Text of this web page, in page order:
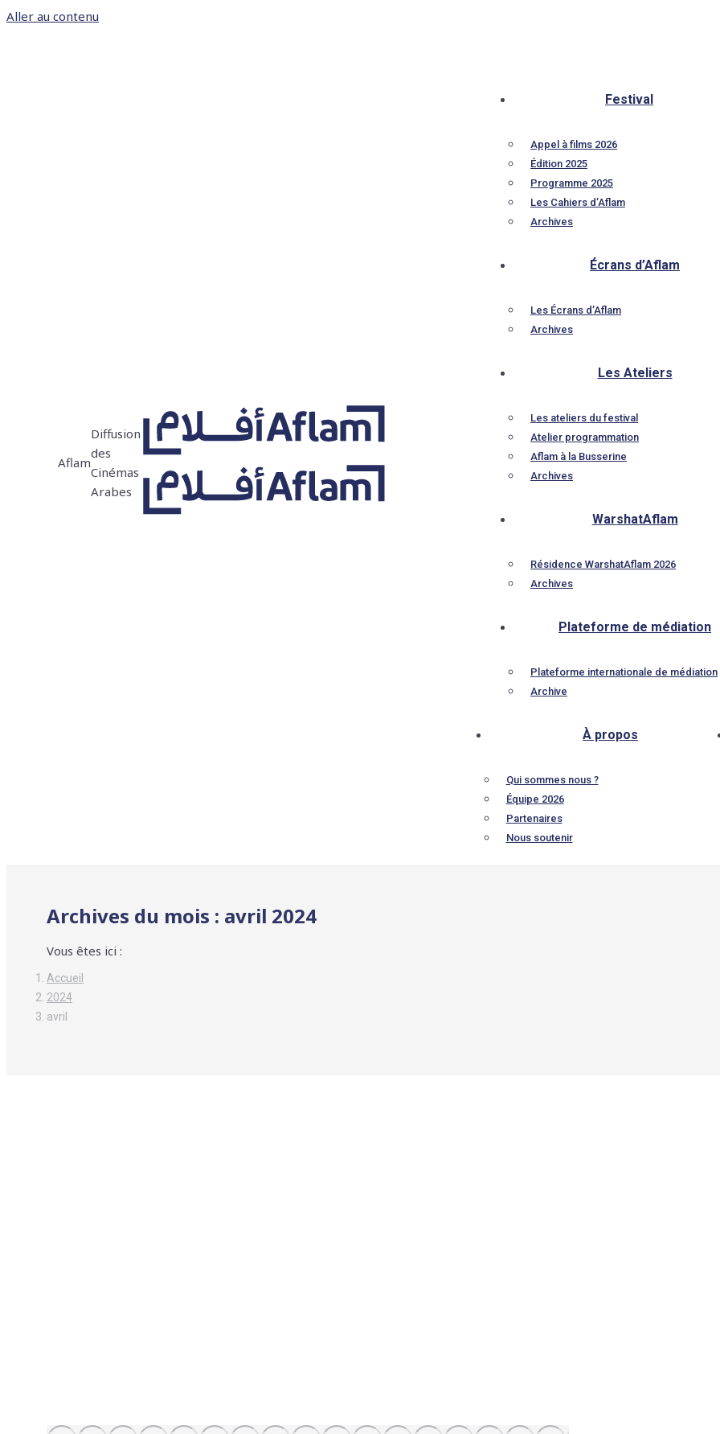
Aller au contenu
Aflam
Diffusion
des
Cinémas
Arabes
Festival
Appel à films 2026
Édition 2025
Programme 2025
Les Cahiers d’Aflam
Archives
Écrans d’Aflam
Les Écrans d’Aflam
Archives
Les Ateliers
Les ateliers du festival
Atelier programmation
Aflam à la Busserine
Archives
WarshatAflam
Résidence WarshatAflam 2026
Archives
Plateforme de médiation
Plateforme internationale de médiation
Archive
À propos
Qui sommes nous ?
Équipe 2026
Partenaires
Nous soutenir
Archives du mois : avril 2024
Vous êtes ici :
Accueil
2024
avril